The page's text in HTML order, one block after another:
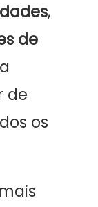
,
de
de
os